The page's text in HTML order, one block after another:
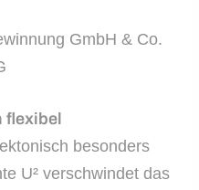
GmbH & Co.
flexibel
besonders
U² verschwindet das